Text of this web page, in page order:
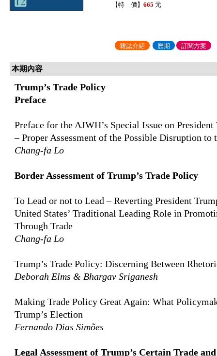
【特 價】 665 元
雜誌介紹 歷期 訂閱方案
本期內容
Trump’s Trade Policy
Preface
Preface for the AJWH’s Special Issue on
– Proper Assessment of the Possible Disruption to
Chang-fa Lo
Border Assessment of Trump’s Trade Policy
To Lead or not to Lead – Reverting President
United States’ Traditional Leading Role in
Through Trade
Chang-fa Lo
Trump’s Trade Policy: Discerning Between
Deborah Elms & Bhargav Sriganesh
Making Trade Policy Great Again: What
Trump’s Election
Fernando Dias Simões
Legal Assessment of Trump’s Certain Trade